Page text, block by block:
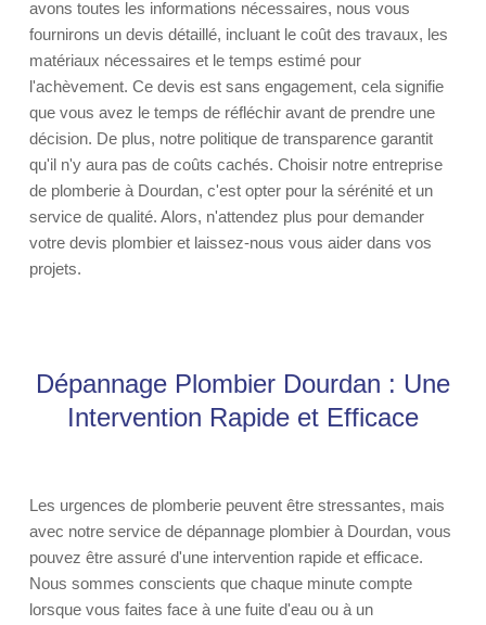
avons toutes les informations nécessaires, nous vous
fournirons un devis détaillé, incluant le coût des travaux, les
matériaux nécessaires et le temps estimé pour
l'achèvement. Ce devis est sans engagement, cela signifie
que vous avez le temps de réfléchir avant de prendre une
décision. De plus, notre politique de transparence garantit
qu'il n'y aura pas de coûts cachés. Choisir notre entreprise
de plomberie à Dourdan, c'est opter pour la sérénité et un
service de qualité. Alors, n'attendez plus pour demander
votre devis plombier et laissez-nous vous aider dans vos
projets.
Dépannage Plombier Dourdan : Une
Intervention Rapide et Efficace
Les urgences de plomberie peuvent être stressantes, mais
avec notre service de dépannage plombier à Dourdan, vous
pouvez être assuré d'une intervention rapide et efficace.
Nous sommes conscients que chaque minute compte
lorsque vous faites face à une fuite d'eau ou à un